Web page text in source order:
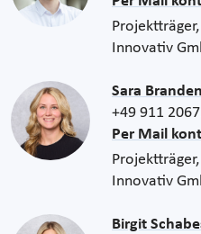
Innovativ
Sara
+49 911
Per Mail
Innovativ
Birgit